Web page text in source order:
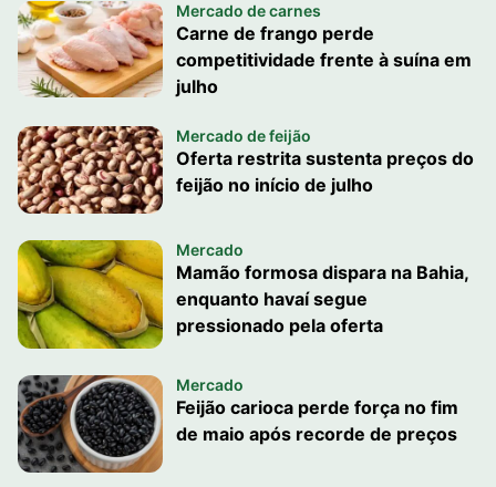
Mercado de carnes
Carne de frango perde
competitividade frente à suína em
julho
Mercado de feijão
Oferta restrita sustenta preços do
feijão no início de julho
Mercado
Mamão formosa dispara na Bahia,
enquanto havaí segue
pressionado pela oferta
Mercado
Feijão carioca perde força no fim
de maio após recorde de preços